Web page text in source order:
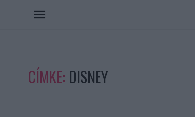
CÍMKE: DISNEY